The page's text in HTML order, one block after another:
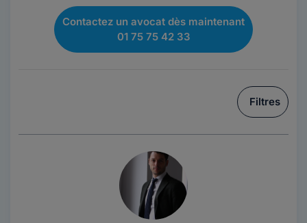
Contactez un avocat dès maintenant
01 75 75 42 33
Filtres